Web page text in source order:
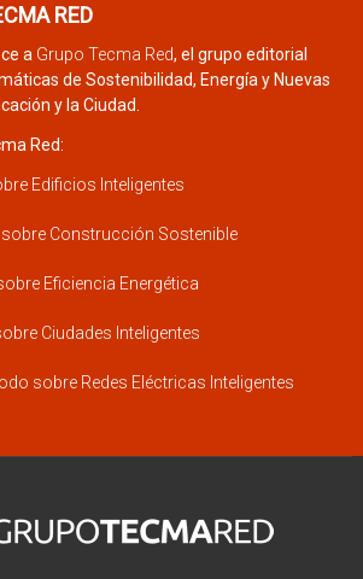
RED
a Grupo Tecma Red, el grupo editorial
de Sostenibilidad, Energía y Nuevas
y la Ciudad.
Red:
Edificios Inteligentes
sobre Construcción Sostenible
Eficiencia Energética
Ciudades Inteligentes
sobre Redes Eléctricas Inteligentes